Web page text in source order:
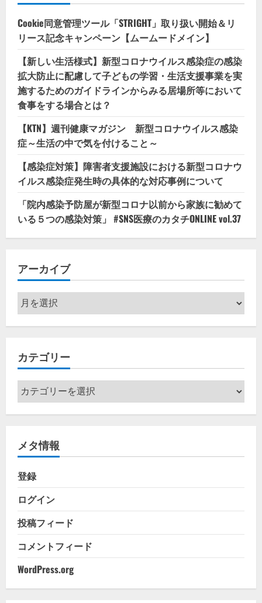
Cookie同意管理ツール「STRIGHT」取り扱い開始＆リ
リース記念キャンペーン【ムームードメイン】
【新しい生活様式】新型コロナウイルス感染症の感染
拡大防止に配慮して子どもの学習・生活支援事業を実
施するためのガイドラインからみる居場所等において
食事をする場合とは？
【KTN】週刊健康マガジン 新型コロナウイルス感染
症～生活の中で気を付けること～
【感染症対策】障害者支援施設における新型コロナウ
イルス感染症発生時の具体的な対応事例について
「院内感染予防屋が新型コロナ以前から家族に勧めて
いる５つの感染対策」 #SNS医療のカタチONLINE vol.37
アーカイブ
ア
ー
カ
ブ
カテゴリー
カ
テ
ゴ
ー
メタ情報
登録
ログイン
投稿フィード
コメントフィード
WordPress.org